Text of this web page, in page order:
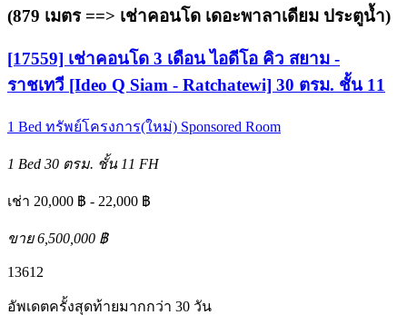
(879 เมตร ==> เช่าคอนโด เดอะพาลาเดียม ประตูน้ำ)
[17559] เช่าคอนโด 3 เดือน ไอดีโอ คิว สยาม -
ราชเทวี [Ideo Q Siam - Ratchatewi] 30 ตรม. ชั้น 11
1 Bed ทรัพย์โครงการ(ใหม่) Sponsored Room
1 Bed 30 ตรม. ชั้น 11 FH
เช่า 20,000 ฿ - 22,000 ฿
ขาย 6,500,000 ฿
13612
อัพเดตครั้งสุดท้ายมากกว่า 30 วัน